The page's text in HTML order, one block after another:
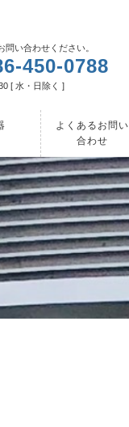
問い合わせください。
450-0788
[ 水・日除く ]
よくあるお問い
合わせ